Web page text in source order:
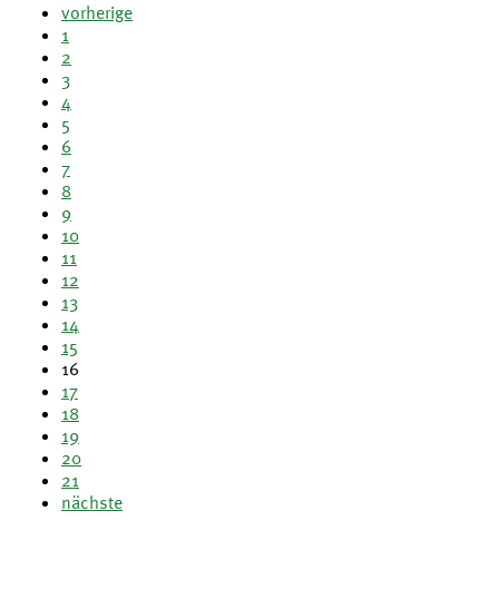
vorherige
1
2
3
4
5
6
7
8
9
10
11
12
13
14
15
16
17
18
19
20
21
nächste